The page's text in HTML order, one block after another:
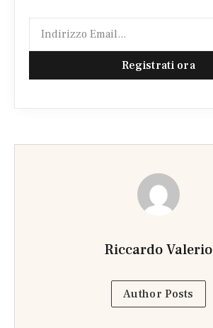
Registrati ora
Riccardo Valerio
Author Posts